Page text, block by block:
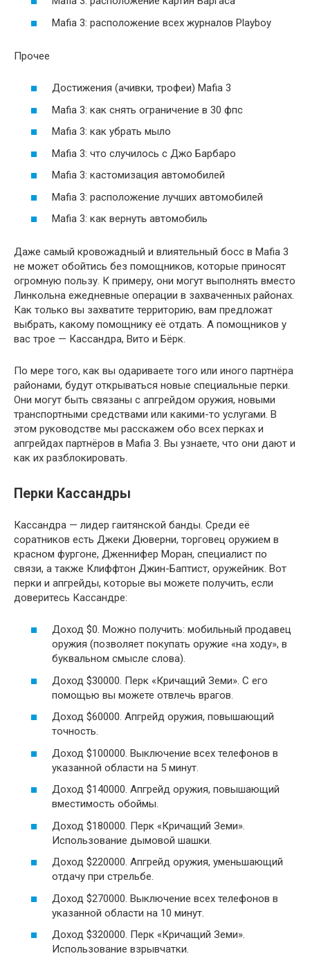
Mafia 3: расположение всех журналов Playboy
Прочее
Достижения (ачивки, трофеи) Mafia 3
Mafia 3: как снять ограничение в 30 фпс
Mafia 3: как убрать мыло
Mafia 3: что случилось с Джо Барбаро
Mafia 3: кастомизация автомобилей
Mafia 3: расположение лучших автомобилей
Mafia 3: как вернуть автомобиль
Даже самый кровожадный и влиятельный босс в Mafia 3
не может обойтись без помощников, которые приносят
огромную пользу. К примеру, они могут выполнять вместо
Линкольна ежедневные операции в захваченных районах.
Как только вы захватите территорию, вам предложат
выбрать, какому помощнику её отдать. А помощников у
вас трое — Кассандра, Вито и Бёрк.
По мере того, как вы одариваете того или иного партнёра
районами, будут открываться новые специальные перки.
Они могут быть связаны с апгрейдом оружия, новыми
транспортными средствами или какими-то услугами. В
этом руководстве мы расскажем обо всех перках и
апгрейдах партнёров в Mafia 3. Вы узнаете, что они дают и
как их разблокировать.
Перки Кассандры
Кассандра — лидер гаитянской банды. Среди её
соратников есть Джеки Дюверни, торговец оружием в
красном фургоне, Дженнифер Моран, специалист по
связи, а также Клиффтон Джин-Баптист, оружейник. Вот
перки и апгрейды, которые вы можете получить, если
доверитесь Кассандре:
Доход $0. Можно получить: мобильный продавец
оружия (позволяет покупать оружие «на ходу», в
буквальном смысле слова).
Доход $30000. Перк «Кричащий Земи». С его
помощью вы можете отвлечь врагов.
Доход $60000. Апгрейд оружия, повышающий
точность.
Доход $100000. Выключение всех телефонов в
указанной области на 5 минут.
Доход $140000. Апгрейд оружия, повышающий
вместимость обоймы.
Доход $180000. Перк «Кричащий Земи».
Использование дымовой шашки.
Доход $220000. Апгрейд оружия, уменьшающий
отдачу при стрельбе.
Доход $270000. Выключение всех телефонов в
указанной области на 10 минут.
Доход $320000. Перк «Кричащий Земи».
Использование взрывчатки.